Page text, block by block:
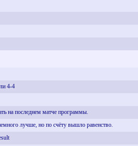
4-4
на последнем матче программы.
лучше, но по счёту вышло равенство.